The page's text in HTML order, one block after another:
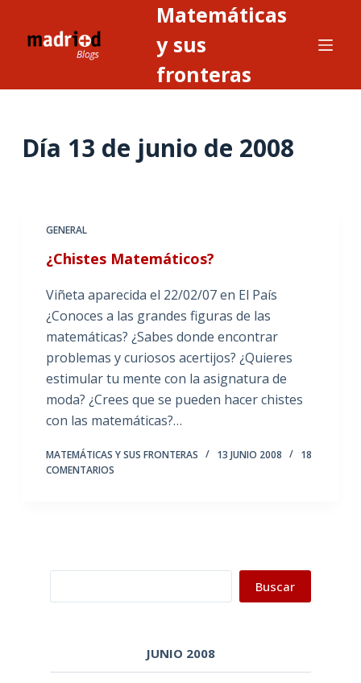
Matemáticas
y sus
fronteras
Día 13 de junio de 2008
GENERAL
¿Chistes Matemáticos?
Viñeta aparecida el 22/02/07 en El País
¿Conoces a las grandes figuras de las
matemáticas? ¿Sabes donde encontrar
problemas y curiosos acertijos? ¿Quieres
estimular tu mente con la asignatura de
moda? ¿Crees que se pueden hacer chistes
con las matemáticas?…
MATEMÁTICAS Y SUS FRONTERAS 13 JUNIO 2008
18
COMENTARIOS
Buscar
JUNIO 2008